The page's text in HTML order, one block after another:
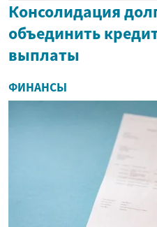
Консолидация
объединить
выплаты
ФИНАНСЫ